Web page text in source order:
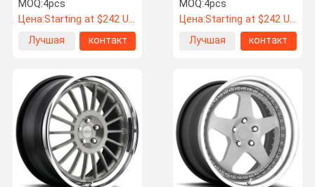
серебряное
MOQ:4pcs
Цена:Starting at $242 US Dollars ea
Лучшая
контакт
спиц Rotiform
выкованные
MOQ:4pcs
Цена:Starting at $242 US Dollars ea
Лучшая
контакт